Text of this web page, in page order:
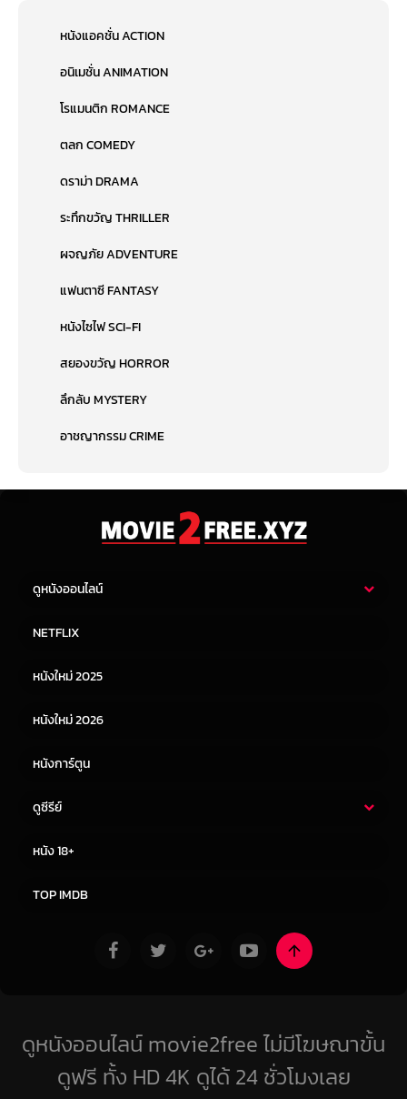
หนังแอคชั่น ACTION
อนิเมชั่น ANIMATION
โรแมนติก ROMANCE
ตลก COMEDY
ดราม่า DRAMA
ระทึกขวัญ THRILLER
ผจญภัย ADVENTURE
แฟนตาซี FANTASY
หนังไซไฟ SCI-FI
สยองขวัญ HORROR
ลึกลับ MYSTERY
อาชญากรรม CRIME
ดูหนังออนไลน์
หนังจีน
NETFLIX
หนังใหม่ 2025
หนังใหม่ 2026
หนังการ์ตูน
ดูซีรีย์
หนัง 18+
TOP IMDB
ดูหนังออนไลน์ movie2free ไม่มีโฆษณาขั้น
ดูฟรี ทั้ง HD 4K ดูได้ 24 ชั่วโมงเลย